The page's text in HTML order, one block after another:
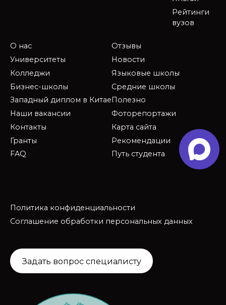
Рейтинги
вузов
О нас
Университеты
Колледжи
Бизнес-школы
Западный диплом в Китае
Наши вакансии
Контакты
Гранты
FAQ
Отзывы
Новости
Языковые школы
Средние школы
Полезно
Фоторепортажи
Карта сайта
Рекомендации
Путь студента
Политика конфиденциальности
Соглашение обработки персональных данных
Задать вопрос специалисту